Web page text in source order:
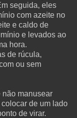
seguida, eles
com azeite no
e caldo de
e levados ao
hora.
de rúcula,
ou sem
não manusear
de um lado
de virar.